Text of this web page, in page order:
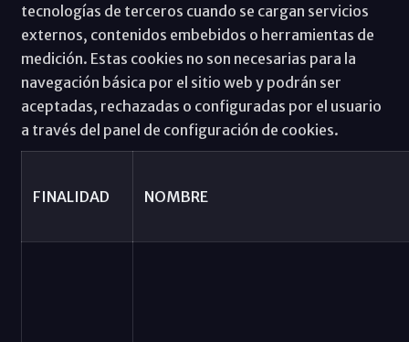
tecnologías de terceros cuando se cargan servicios
externos, contenidos embebidos o herramientas de
medición. Estas cookies no son necesarias para la
navegación básica por el sitio web y podrán ser
aceptadas, rechazadas o configuradas por el usuario
a través del panel de configuración de cookies.
FINALIDAD NOMBRE